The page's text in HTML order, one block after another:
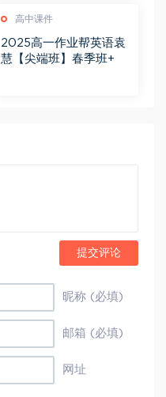
高中课件
2025高一作业帮英语袁
慧【尖端班】春季班+
提交评论
昵称 (必填)
邮箱 (必填)
网址